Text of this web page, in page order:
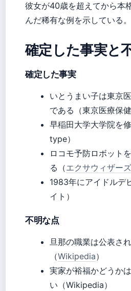
彼女が40歳を超えてから本
んだ稀有な例を示している。
確定した事実と
確定した事実
いとうまい子は東京
である（東京医療保健
早稲田大学大学院を
type）
ロコモ予防ロボット
る（エクサウィザーズ
1983年にアイドルデ
イト）
不明な点
旦那の職業は公表さ
（Wikipedia）
実家が裕福かどうか
い（Wikipedia）